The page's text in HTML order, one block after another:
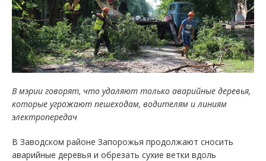
В мэрии говорят, что удаляют только аварийные деревья,
которые угрожают пешеходам, водителям и линиям
электропередач
В Заводском районе Запорожья продолжают сносить
аварийные деревья и обрезать сухие ветки вдоль